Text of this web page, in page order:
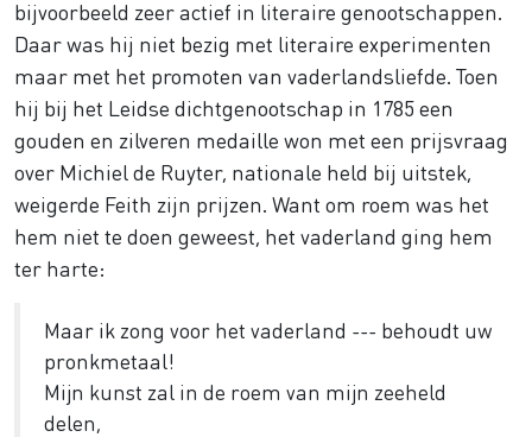
bijvoorbeeld zeer actief in literaire genootschappen.
Daar was hij niet bezig met literaire experimenten
maar met het promoten van vaderlandsliefde. Toen
hij bij het Leidse dichtgenootschap in 1785 een
gouden en zilveren medaille won met een prijsvraag
over Michiel de Ruyter, nationale held bij uitstek,
weigerde Feith zijn prijzen. Want om roem was het
hem niet te doen geweest, het vaderland ging hem
ter harte:
Maar ik zong voor het vaderland --- behoudt uw
pronkmetaal!
Mijn kunst zal in de roem van mijn zeeheld
delen,